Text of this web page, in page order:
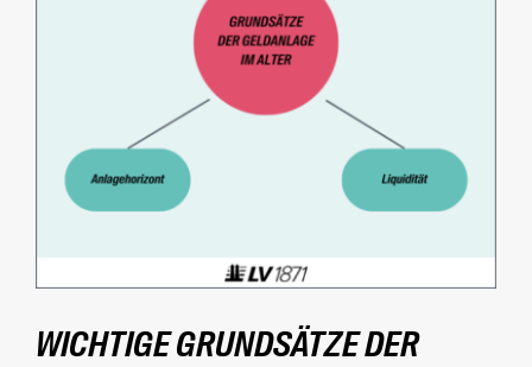
WICHTIGE GRUNDSÄTZE DER